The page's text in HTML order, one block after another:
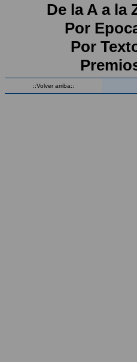
De la A a la
Por
Por
::Volver arriba::